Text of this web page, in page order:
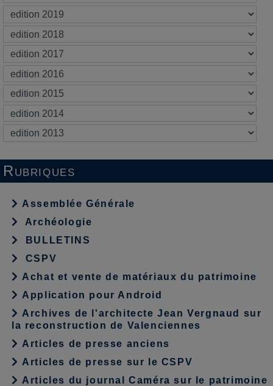
Rubriques
Assemblée Générale
Archéologie
BULLETINS
CSPV
Achat et vente de matériaux du patrimoine
Application pour Android
Archives de l'architecte Jean Vergnaud sur
la reconstruction de Valenciennes
Articles de presse anciens
Articles de presse sur le CSPV
Articles du journal Caméra sur le patrimoine